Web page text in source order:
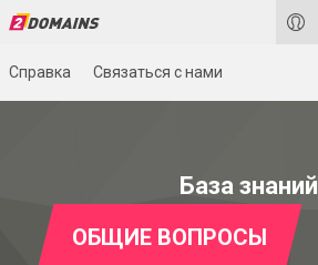
Справка Связаться с нами
База знаний
ОБЩИЕ ВОПРОСЫ